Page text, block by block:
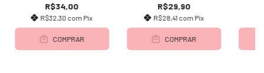
R$34,00
R$32,30 com Pix
COMPRAR
R$29,90
R$28,41 com Pix
COMPRAR